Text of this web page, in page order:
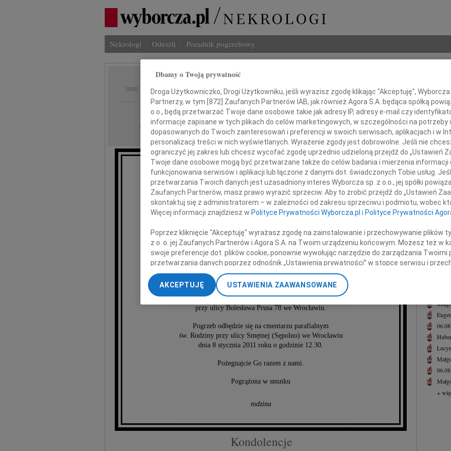
Nekrologi Odeszli Poradnik pogrzebowy
IMIĘ I NAZWISKO: Jerzy Kuśmidrowicz
REGION: Wrocław
DATA EMISJI: 07.01.2011
Z głębokim żalem zawiadamiamy,
że dnia 4 stycznia 2011 roku odszedł
nasz ukochany Tata i Dziadek
Jerzy Kuśmidrowicz
Msza święta odprawiona zostanie dnia 8 stycznia 2011 roku
o godzinie 7.30 w kościele św. Michała Archanioła
przy ulicy Bolesława Prusa 78 we Wrocławiu.
Pogrzeb odbędzie się na cmentarzu parafialnym
św. Rodziny przy ulicy Smętnej (Sępolno) we Wrocławiu
dnia 8 stycznia 2011 roku o godzinie 12.30.
Pożegnajcie Go razem z nami.
Pogrążona w smutku
rodzina
Kondolencje
INNE
Nie
Na
Piotr
Z
Z
+
+
Dbamy o Twoją prywatność
Droga Użytkowniczko, Drogi Użytkowniku, jeśli wyrazisz zgodę klikając "Akceptuję",
Partnerzy, w tym [872] Zaufanych Partnerów IAB, jak również Agora S.A. będąca spółką
o.o., będą przetwarzać Twoje dane osobowe takie jak adresy IP, adresy e-mail czy
informacje zapisane w tych plikach do celów marketingowych, w szczególności na potrzeby
dopasowanych do Twoich zainteresowań i preferencji w swoich serwisach, aplikacjach i w
personalizacji treści w nich wyświetlanych. Wyrażenie zgody jest dobrowolne. Jeśli nie
ograniczyć jej zakres lub chcesz wycofać zgodę uprzednio udzieloną przejdź do „Ustawień
Twoje dane osobowe mogą być przetwarzane także do celów badania i mierzenia
funkcjonowania serwisów i aplikacji lub łączone z danymi dot. świadczonych Tobie usług.
przetwarzania Twoich danych jest uzasadniony interes Wyborcza sp. z o.o., jej spółki
Zaufanych Partnerów, masz prawo wyrazić sprzeciw. Aby to zrobić przejdź do „Ustawień
skontaktuj się z administratorem – w zależności od zakresu sprzeciwu i podmiotu, wobec
Więcej informacji znajdziesz w Polityce Prywatności Wyborcza.pl i Polityce Prywatności
Poprzez kliknięcie "Akceptuję" wyrażasz zgodę na zainstalowanie i przechowywanie plików
z o. o. jej Zaufanych Partnerów i Agora S.A. na Twoim urządzeniu końcowym. Możesz też w
swoje preferencje dot. plików cookie, ponownie wywołując narzędzie do zarządzania Twoimi
przetwarzania danych poprzez odnośnik „Ustawienia prywatności” w stopce serwisu i
„Ustawienia zaawansowane”. Zmiana ustawień plików cookie możliwa jest także za pomocą
My, nasi Zaufani Partnerzy i Agora S.A. możemy przetwarzać dane osobowe w
dokładnych danych geolokalizacyjnych. Aktywne skanowanie charakterystyki urządzenia do
Przechowywanie informacji na urządzeniu lub dostęp do nich. Spersonalizowane reklamy i
treści, badnie odbiorców i ulepszanie usług.Lista Zaufanych Partnerów
USTAWIENIA ZAAWANSOWANE
AKCEPTUJĘ